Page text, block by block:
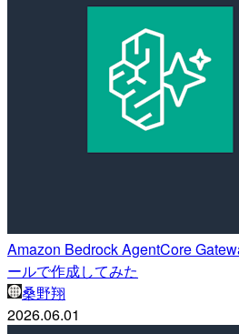
Amazon Bedrock AgentCore
ールで作成してみた
桑野翔
2026.06.01